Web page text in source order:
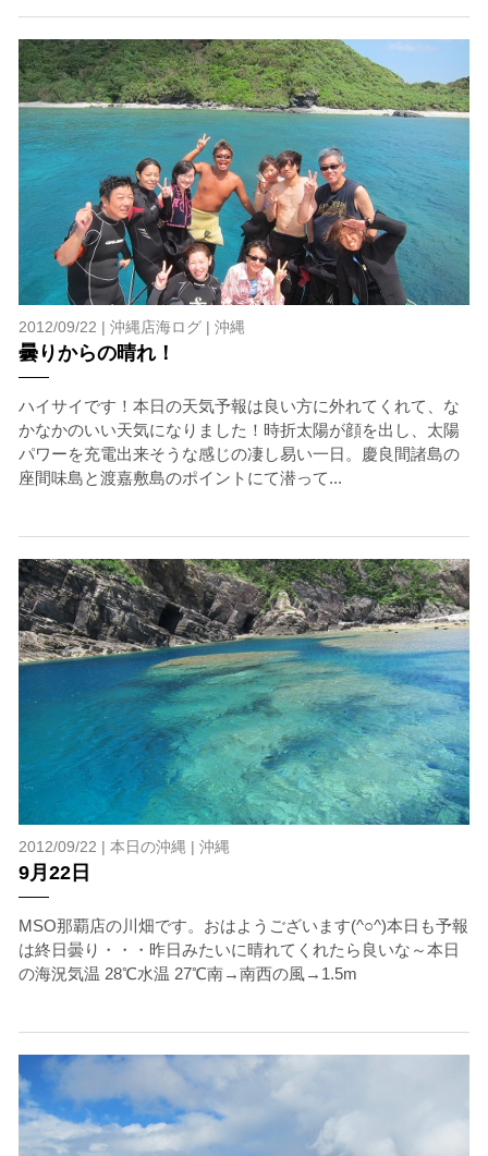
2012/09/22 | 沖縄店海ログ| 沖縄
曇りからの晴れ！
ハイサイです！本日の天気予報は良い方に外れてくれて、な
かなかのいい天気になりました！時折太陽が顔を出し、太陽
パワーを充電出来そうな感じの凄し易い一日。慶良間諸島の
座間味島と渡嘉敷島のポイントにて潜って...
2012/09/22 | 本日の沖縄 | 沖縄
9月22日
MSO那覇店の川畑です。おはようございます(^○^)本日も予報
は終日曇り・・・昨日みたいに晴れてくれたら良いな～本日
の海況気温 28℃水温 27℃南→南西の風→1.5m